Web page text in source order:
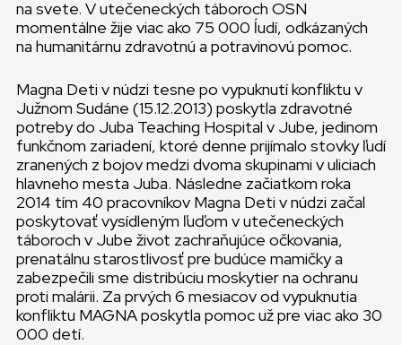
na svete. V utečeneckých táboroch OSN
momentálne žije viac ako 75 000 ĺudí, odkázaných
na humanitárnu zdravotnú a potravinovú pomoc.
Magna Deti v núdzi tesne po vypuknutí konfliktu v
Južnom Sudáne (15.12.2013) poskytla zdravotné
potreby do Juba Teaching Hospital v Jube, jedinom
funkčnom zariadení, ktoré denne prijímalo stovky ľudí
zranených z bojov medzi dvoma skupinami v uliciach
hlavneho mesta Juba. Následne začiatkom roka
2014 tím 40 pracovníkov Magna Deti v núdzi začal
poskytovať vysídleným ľuďom v utečeneckých
táboroch v Jube život zachraňujúce očkovania,
prenatálnu starostlivosť pre budúce mamičky a
zabezpečili sme distribúciu moskytier na ochranu
proti malárii. Za prvých 6 mesiacov od vypuknutia
konfliktu MAGNA poskytla pomoc už pre viac ako 30
000 detí.